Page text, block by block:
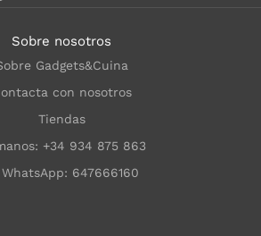
Sobre nosotros
Gadgets&Cuina
con nosotros
Tiendas
+34 934 875 863
WhatsApp: 647666160